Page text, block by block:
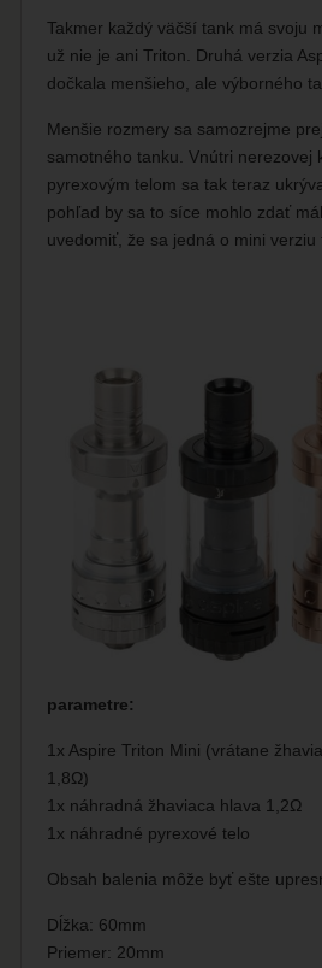
Takmer každý väčší tank má svoju
už nie je ani Triton. Druhá verzia
dočkala menšieho, ale výborného
Menšie rozmery sa samozrejme
samotného tanku. Vnútri nerezovej
pyrexovým telom sa tak teraz
pohľad by sa to síce mohlo zdať
uvedomiť, že sa jedná o mini verziu
parametre:
1x Aspire Triton Mini (vrátane
1,8Ω)
1x náhradná žhaviaca hlava 1,2Ω
1x náhradné pyrexové telo
Obsah balenia môže byť ešte
Dĺžka: 60mm
Priemer: 20mm